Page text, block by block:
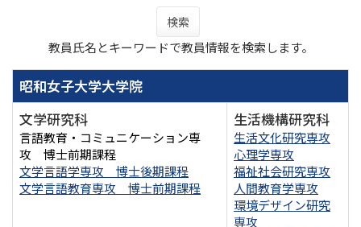
検索
教員氏名とキーワードで教員情報を検索します。
昭和女子大学大学院
文学研究科
言語教育・コミュニケーション専
攻 博士前期課程
文学言語学専攻 博士後期課程
文学言語教育専攻 博士前期課程
生活機構研究科
生活文化研究専攻
心理学専攻
福祉社会研究専攻
人間教育学専攻
環境デザイン研究
専攻